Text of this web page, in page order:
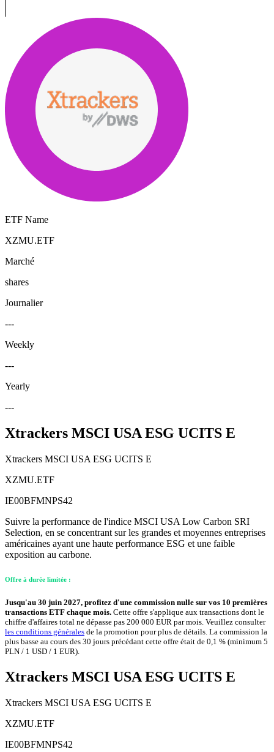
ETF Name
XZMU.ETF
Marché
shares
Journalier
---
Weekly
---
Yearly
---
Xtrackers MSCI USA ESG UCITS E
Xtrackers MSCI USA ESG UCITS E
XZMU.ETF
IE00BFMNPS42
Suivre la performance de l'indice MSCI USA Low Carbon SRI
Selection, en se concentrant sur les grandes et moyennes entreprises
américaines ayant une haute performance ESG et une faible
exposition au carbone.
Offre à durée limitée :
Jusqu'au 30 juin 2027, profitez d'une commission nulle sur vos 10 premières
transactions ETF chaque mois. Cette offre s'applique aux transactions dont le
chiffre d'affaires total ne dépasse pas 200 000 EUR par mois. Veuillez consulter
les conditions générales de la promotion pour plus de détails. La commission la
plus basse au cours des 30 jours précédant cette offre était de 0,1 % (minimum 5
PLN / 1 USD / 1 EUR).
Xtrackers MSCI USA ESG UCITS E
Xtrackers MSCI USA ESG UCITS E
XZMU.ETF
IE00BFMNPS42